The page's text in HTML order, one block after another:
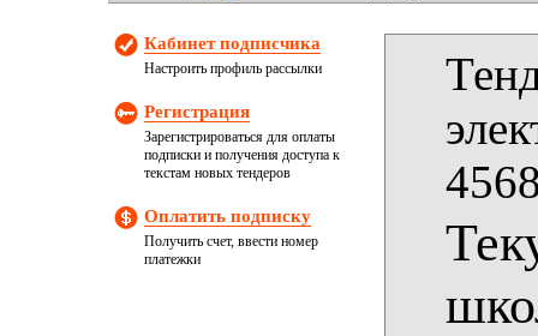
Кабинет подписчика
Настроить профиль рассылки
Регистрация
Зарегистрироваться для оплаты
подписки и получения доступа к
текстам новых тендеров
Оплатить подписку
Получить счет, ввести номер
платежки